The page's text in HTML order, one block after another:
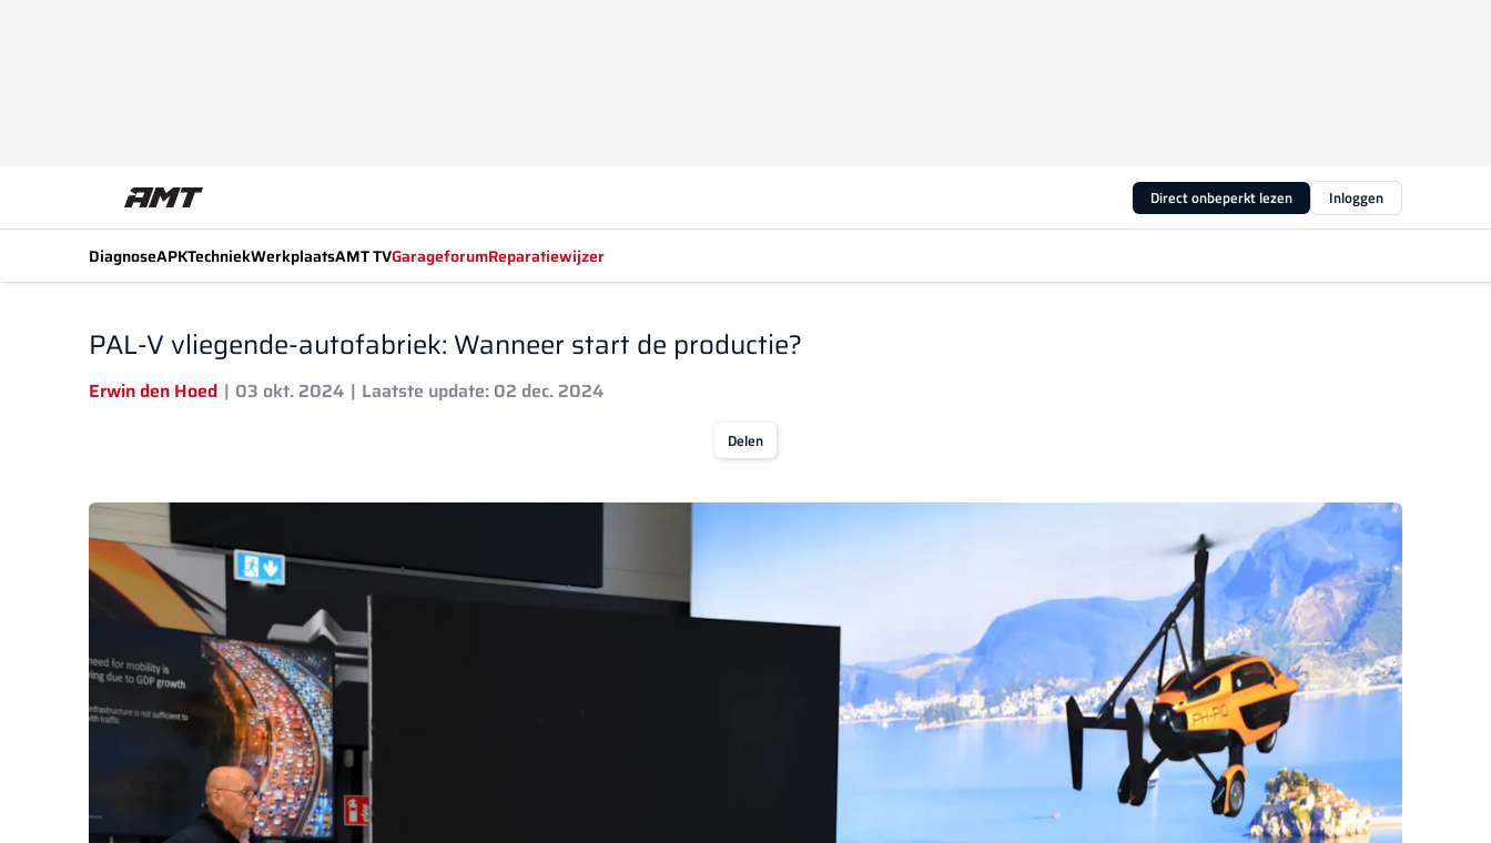
Direct onbeperkt lezen Inloggen
DiagnoseAPKTechniekWerkplaatsAMT TVGarageforumReparatiewijzer
PAL-V vliegende-autofabriek: Wanneer start de productie?
Erwin den Hoed 03 okt. 2024 Laatste update: 02 dec. 2024
Delen